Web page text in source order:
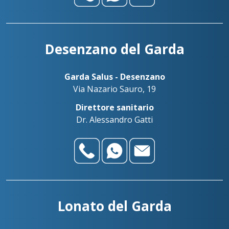
Desenzano del Garda
Garda Salus - Desenzano
Via Nazario Sauro, 19
Direttore sanitario
Dr. Alessandro Gatti
Lonato del Garda